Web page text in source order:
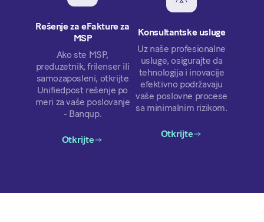
Rešenje za eFakture za
MSP
Ako ste MSP,
preduzetnik, frilenser ili
samozaposleni, otkrijte
Unifiedpost rešenje po
meri za vaše poslovanje
- Banqup.
Otkrijte
Konsultantske usluge
Uz naše profesionalne
usluge, osigurajte da
tehnologija i inovacije
efektivno podržavaju
vaše poslovne procese
sa minimalnim rizikom.
Otkrijte